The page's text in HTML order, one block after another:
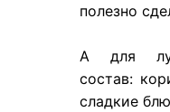
полезно
А для
состав:
сладкие